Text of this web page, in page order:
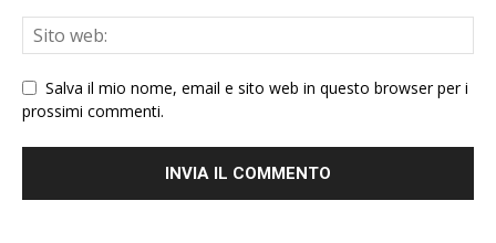
Salva il mio nome, email e sito web in questo browser per i
prossimi commenti.